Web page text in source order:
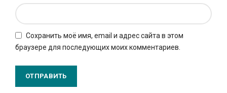
Сохранить моё имя, email и адрес сайта в этом
браузере для последующих моих комментариев.